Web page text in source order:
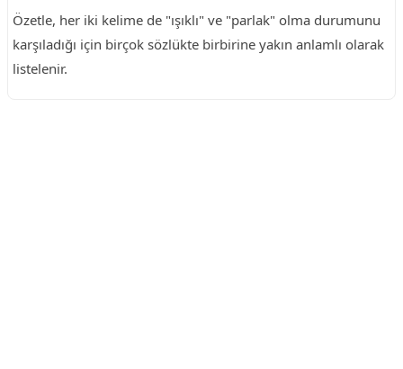
Özetle, her iki kelime de "ışıklı" ve "parlak" olma durumunu
karşıladığı için birçok sözlükte birbirine yakın anlamlı olarak
listelenir.